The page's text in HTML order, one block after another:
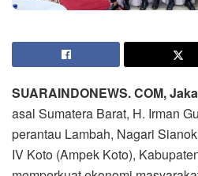
SUARAINDONEWS. COM,
asal Sumatera Barat, H. Irman
perantau Lambah, Nagari
IV Koto (Ampek Koto),